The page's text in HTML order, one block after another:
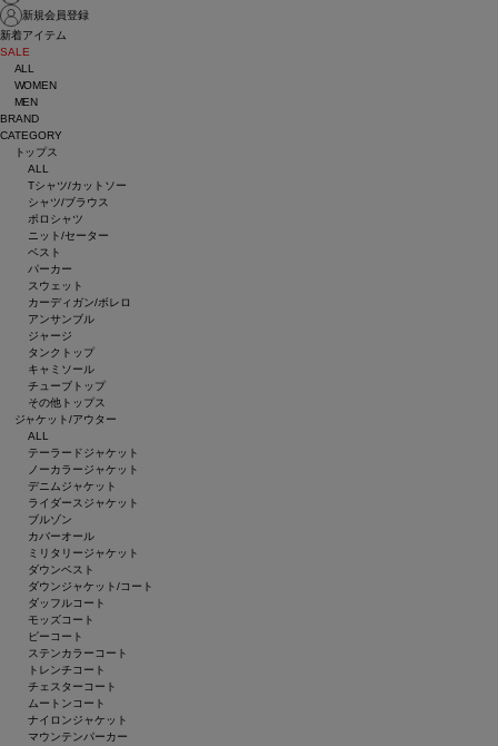
新規会員登録
新着アイテム
SALE
ALL
WOMEN
MEN
BRAND
CATEGORY
トップス
ALL
Tシャツ/カットソー
シャツ/ブラウス
ポロシャツ
ニット/セーター
ベスト
パーカー
スウェット
カーディガン/ボレロ
アンサンブル
ジャージ
タンクトップ
キャミソール
チューブトップ
その他トップス
ジャケット/アウター
ALL
テーラードジャケット
ノーカラージャケット
デニムジャケット
ライダースジャケット
ブルゾン
カバーオール
ミリタリージャケット
ダウンベスト
ダウンジャケット/コート
ダッフルコート
モッズコート
ピーコート
ステンカラーコート
トレンチコート
チェスターコート
ムートンコート
ナイロンジャケット
マウンテンパーカー